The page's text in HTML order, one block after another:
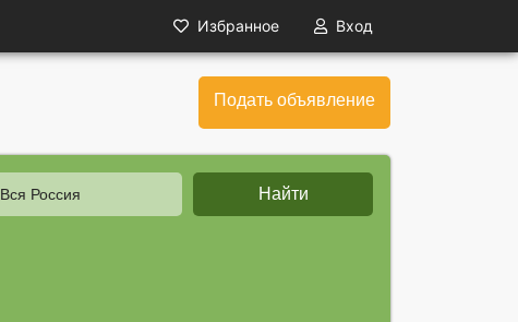
Избранное Вход
Подать объявление
Вся Россия Найти